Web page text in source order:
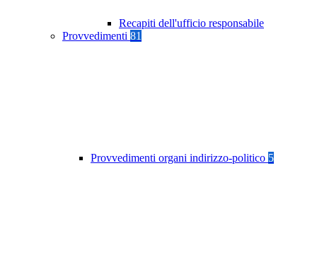
Recapiti dell'ufficio responsabile
Provvedimenti 81
Provvedimenti organi indirizzo-politico 5